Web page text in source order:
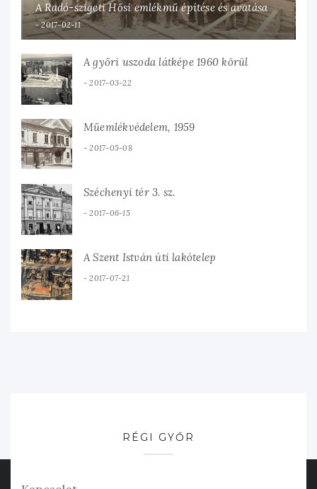
A Radó-szigeti Hősi emlékmű építése és avatása
2017-02-11
A győri uszoda látképe 1960 körül
2017-03-22
Műemlékvédelem, 1959
2017-05-08
Széchenyi tér 3. sz.
2017-06-15
A Szent István úti lakótelep
2017-07-21
RÉGI GYŐR